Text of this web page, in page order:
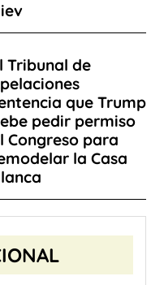
Tribunal de
que Trump
pedir permiso
Congreso para
la Casa